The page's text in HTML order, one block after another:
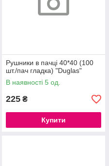
Рушники в пачці 40*40 (100
шт./пач гладка) "Duglas"
В наявності 5 од.
225 ₴
Купити